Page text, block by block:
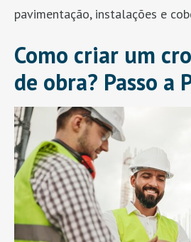
pavimentação, instalações e
Como criar um
de obra? Passo a